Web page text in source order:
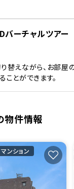
バーチャルツアー
替えながら、お部屋
ことができます。
物件情報
ンション